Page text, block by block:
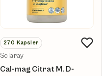
270 Kapsler
Solaray
Cal-mag Citrat M. D-